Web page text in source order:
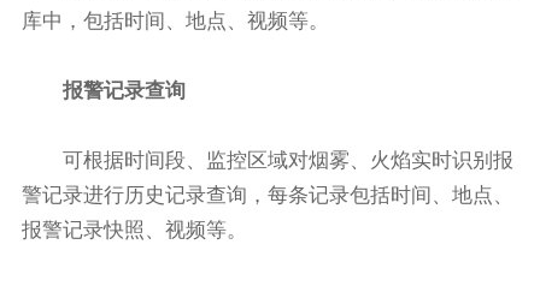
库中，包括时间、地点、视频等。
报警记录查询
可根据时间段、监控区域对烟雾、火焰实时识别报
警记录进行历史记录查询，每条记录包括时间、地点、
报警记录快照、视频等。